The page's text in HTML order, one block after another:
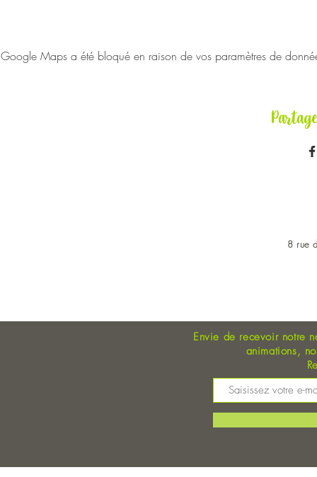
Google Maps a été bloqué en raison de vos paramètres de
8 rue
Envie de recevoir notre
animations,